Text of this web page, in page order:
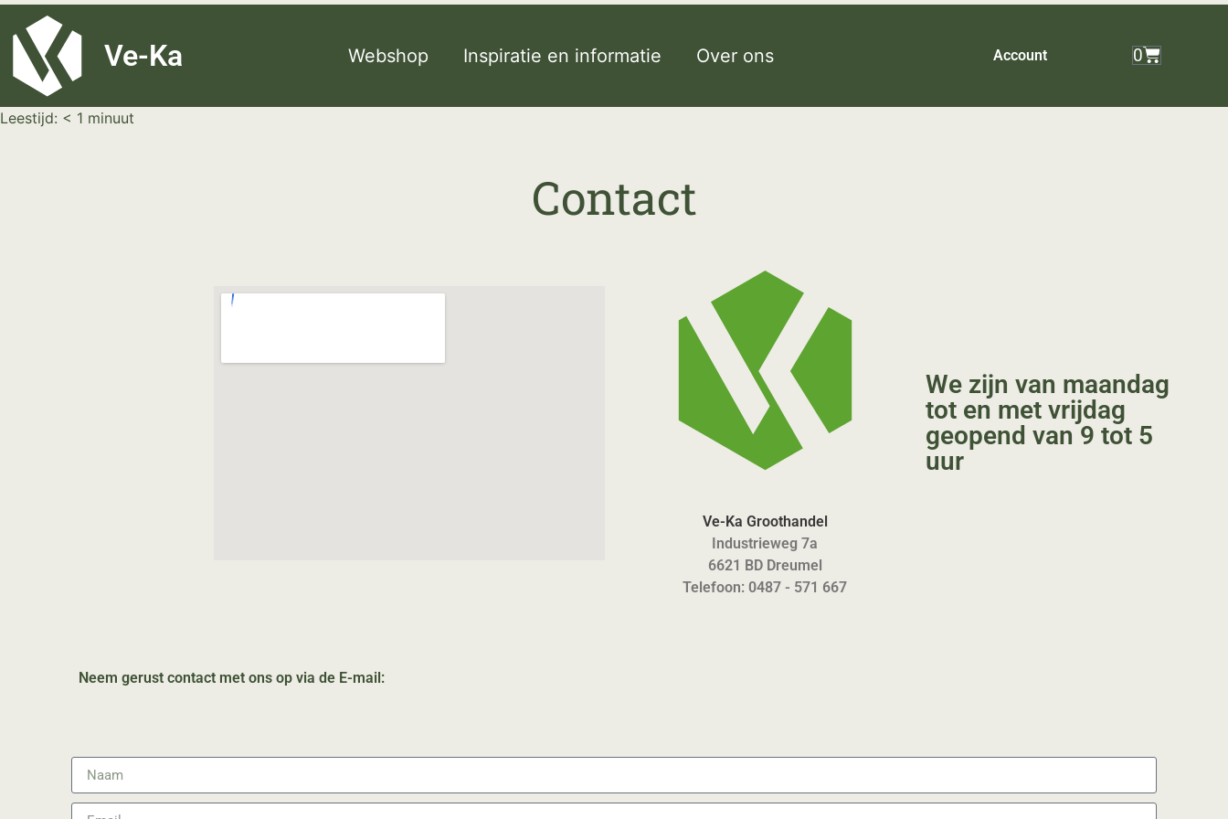
G-8P7N3X5BJ9
Ve-Ka Webshop Inspiratie en informatie Over ons Account 0
Leestijd: < 1 minuut
Contact
Ve-Ka Groothandel
Industrieweg 7a
6621 BD Dreumel
Telefoon: 0487 - 571 667
We zijn van maandag
tot en met vrijdag
geopend van 9 tot 5
uur
Neem gerust contact met ons op via de E-mail: